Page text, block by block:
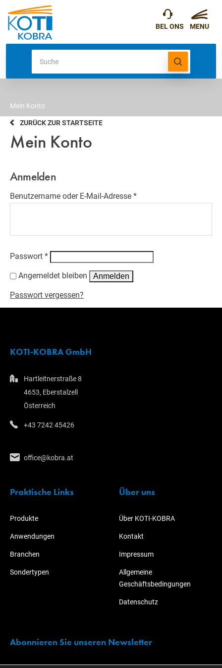
Mein Konto
ZURÜCK ZUR STARTSEITE
Mein Konto
Anmelden
Benutzername oder E-Mail-Adresse *Erforderlich
Passwort *Erforderlich
Angemeldet bleiben Anmelden
Passwort vergessen?
KOTI-KOBRA GmbH
Hartleitnerstraße 8
4653, Eberstalzell
Österreich
+43 7242 45426
office@kobra.at
Praktische Links
Produkte
Anwendungen
Branchen
Sondertypen
Über uns
Über KOTI-KOBRA
Kontakt
Impressum
Allgemeine
Geschäftsbedingungen
Datenschutz
Abonnieren Sie unseren Newsletter